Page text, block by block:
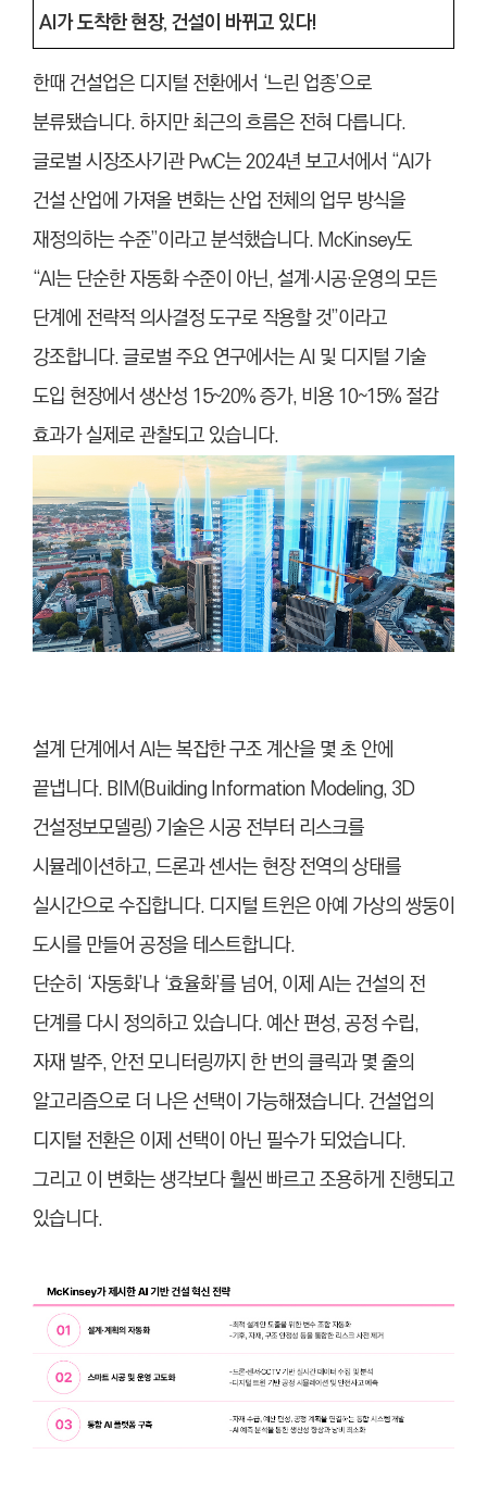
AI가 도착한 현장, 건설이 바뀌고 있다!
한때 건설업은 디지털 전환에서 ‘느린 업종’으로
분류됐습니다. 하지만 최근의 흐름은 전혀 다릅니다.
글로벌 시장조사기관 PwC는 2024년 보고서에서 “AI가
건설 산업에 가져올 변화는 산업 전체의 업무 방식을
재정의하는 수준”이라고 분석했습니다. McKinsey도
“AI는 단순한 자동화 수준이 아닌, 설계·시공·운영의 모든
단계에 전략적 의사결정 도구로 작용할 것”이라고
강조합니다. 글로벌 주요 연구에서는 AI 및 디지털 기술
도입 현장에서 생산성 15~20% 증가, 비용 10~15% 절감
효과가 실제로 관찰되고 있습니다.
설계 단계에서 AI는 복잡한 구조 계산을 몇 초 안에
끝냅니다. BIM(Building Information Modeling, 3D
건설정보모델링) 기술은 시공 전부터 리스크를
시뮬레이션하고, 드론과 센서는 현장 전역의 상태를
실시간으로 수집합니다. 디지털 트윈은 아예 가상의 쌍둥이
도시를 만들어 공정을 테스트합니다.
단순히 ‘자동화’나 ‘효율화’를 넘어, 이제 AI는 건설의 전
단계를 다시 정의하고 있습니다. 예산 편성, 공정 수립,
자재 발주, 안전 모니터링까지 한 번의 클릭과 몇 줄의
알고리즘으로 더 나은 선택이 가능해졌습니다. 건설업의
디지털 전환은 이제 선택이 아닌 필수가 되었습니다.
그리고 이 변화는 생각보다 훨씬 빠르고 조용하게 진행되고
있습니다.